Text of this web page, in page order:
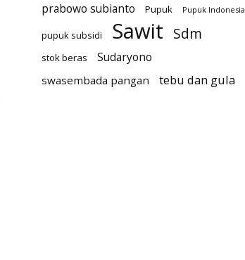
prabowo subianto Pupuk Pupuk Indonesia
pupuk subsidi Sawit Sdm
stok beras Sudaryono
swasembada pangan tebu dan gula